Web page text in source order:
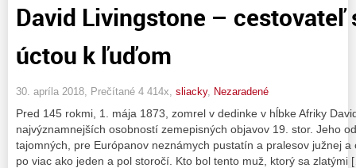
David Livingstone – cestovateľ
úctou k ľuďom
30. apríla 2018, Prečítané 4 414x, sliacky, Nezaradené
Pred 145 rokmi, 1. mája 1873, zomrel v dedinke v hĺbke Afriky
najvýznamnejších osobností zemepisných objavov 19. stor. Jeho
tajomných, pre Európanov neznámych pustatín a pralesov južnej
po viac ako jeden a pol storočí. Kto bol tento muž, ktorý sa zlatými